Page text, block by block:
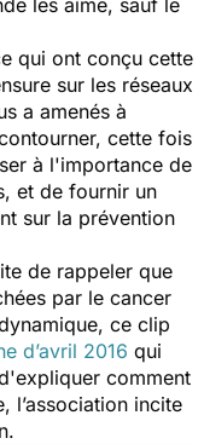
qui ont conçu cette
sur les réseaux
a amenés à
cette fois
à l'importance de
et de fournir un
sur la prévention
de rappeler que
par le cancer
ce clip
d’avril 2016 qui
comment
l’association incite